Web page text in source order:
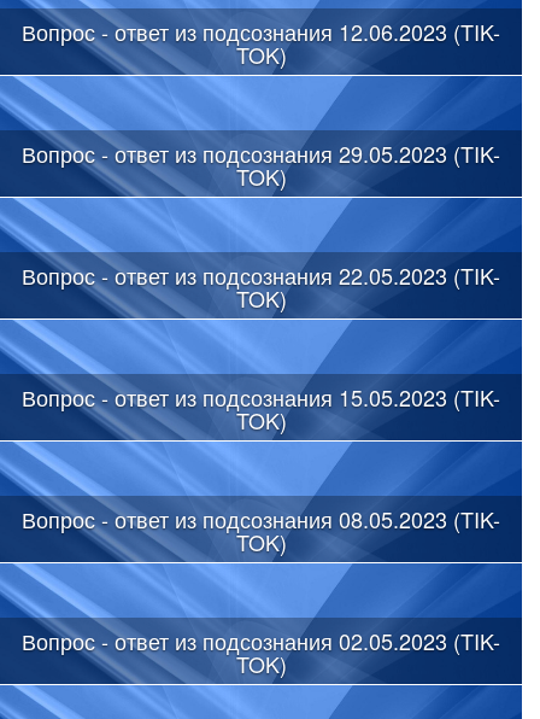
Вопрос - ответ из подсознания 12.06.2023 (TIK-
TOK)
Вопрос - ответ из подсознания 29.05.2023 (TIK-
TOK)
Вопрос - ответ из подсознания 22.05.2023 (TIK-
TOK)
Вопрос - ответ из подсознания 15.05.2023 (TIK-
TOK)
Вопрос - ответ из подсознания 08.05.2023 (TIK-
TOK)
Вопрос - ответ из подсознания 02.05.2023 (TIK-
TOK)